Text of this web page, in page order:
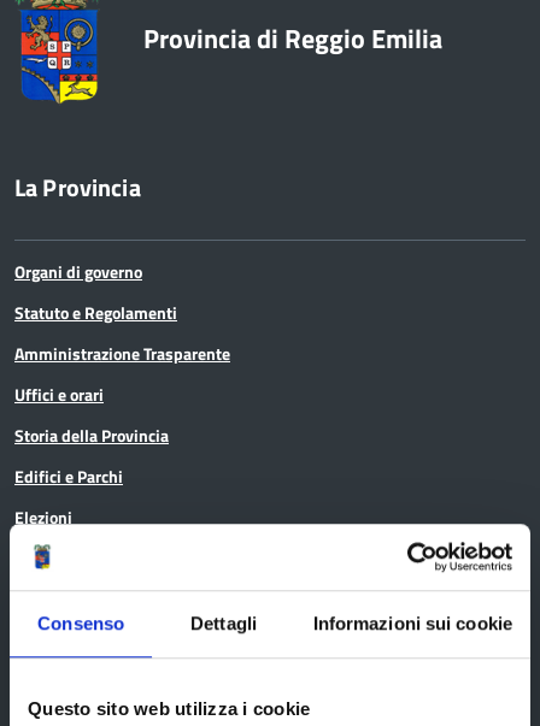
Consenso Dettagli Informazioni sui cookie
Questo sito web utilizza i cookie
Provincia di Reggio Emilia
La Provincia
Organi di governo
Statuto e Regolamenti
Amministrazione Trasparente
Uffici e orari
Storia della Provincia
Edifici e Parchi
Elezioni
Bandi e avvisi
Bandi di gara